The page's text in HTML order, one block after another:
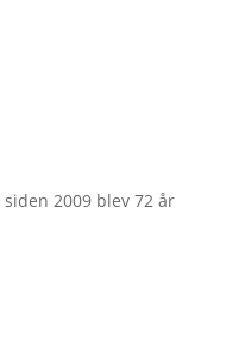
2009 blev 72 år